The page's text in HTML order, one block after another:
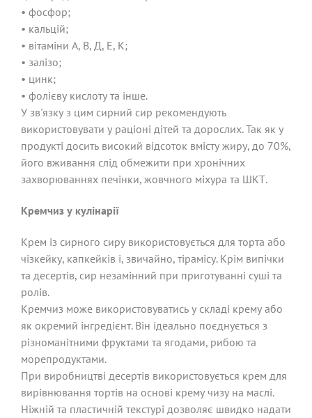
• фосфор;
• кальцій;
• вітаміни А, В, Д, Е, К;
• залізо;
• цинк;
• фолієву кислоту та інше.
У зв'язку з цим сирний сир рекомендують
використовувати у раціоні дітей та дорослих. Так як у
продукті досить високий відсоток вмісту жиру, до 70%,
його вживання слід обмежити при хронічних
захворюваннях печінки, жовчного міхура та ШКТ.
Кремчиз у кулінарії
Крем із сирного сиру використовується для торта або
чізкейку, капкейків і, звичайно, тірамісу. Крім випічки
та десертів, сир незамінний при приготуванні суші та
ролів.
Кремчиз може використовуватись у складі крему або
як окремий інгредієнт. Він ідеально поєднується з
різноманітними фруктами та ягодами, рибою та
морепродуктами.
При виробництві десертів використовується крем для
вирівнювання тортів на основі крему чизу на маслі.
Ніжній та пластичній текстурі дозволяє швидко надати